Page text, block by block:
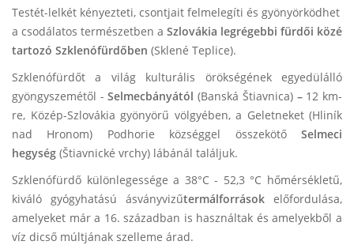
Testét-lelkét kényezteti, csontjait felmelegíti és gyönyörködhet
a csodálatos természetben a Szlovákia legrégebbi fürdői közé
tartozó Szklenófürdőben (Sklené Teplice).
Szklenófürdőt a világ kulturális örökségének egyedülálló
gyöngyszemétől -Selmecbányától(Banská Štiavnica)–12 km-
re, Közép-Szlovákia gyönyörű völgyében, a Geletneket (Hliník
nad Hronom) Podhorie községgel összekötő Selmeci
hegység (Štiavnické vrchy) lábánál találjuk.
Szklenófürdő különlegessége a 38°C - 52,3 °C hőmérsékletű,
kiváló gyógyhatású ásványvizűtermálforrások előfordulása,
amelyeket már a 16. században is használtak és amelyekből a
víz dicső múltjának szelleme árad.